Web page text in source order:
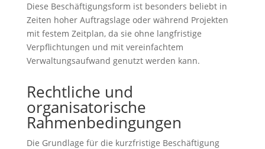
Diese Beschäftigungsform ist besonders beliebt in
Zeiten hoher Auftragslage oder während Projekten
mit festem Zeitplan, da sie ohne langfristige
Verpflichtungen und mit vereinfachtem
Verwaltungsaufwand genutzt werden kann.
Rechtliche und
organisatorische
Rahmenbedingungen
Die Grundlage für die kurzfristige Beschäftigung